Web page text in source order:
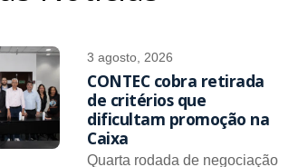
3 agosto, 2026
CONTEC cobra retirada
de critérios que
dificultam promoção na
Caixa
Quarta rodada de negociação